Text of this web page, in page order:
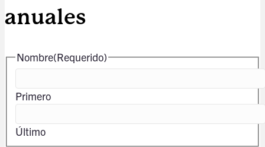
anuales
Nombre(Requerido)
Primero
Último